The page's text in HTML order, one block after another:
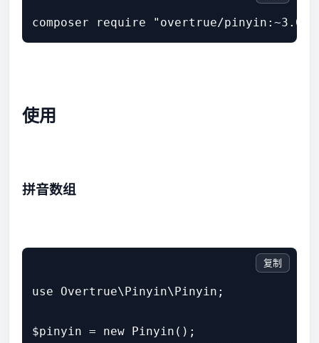
composer require "overtrue/pinyin:~3.0"
使用
拼音数组
use Overtrue\Pinyin\Pinyin;
$pinyin = new Pinyin();
复制